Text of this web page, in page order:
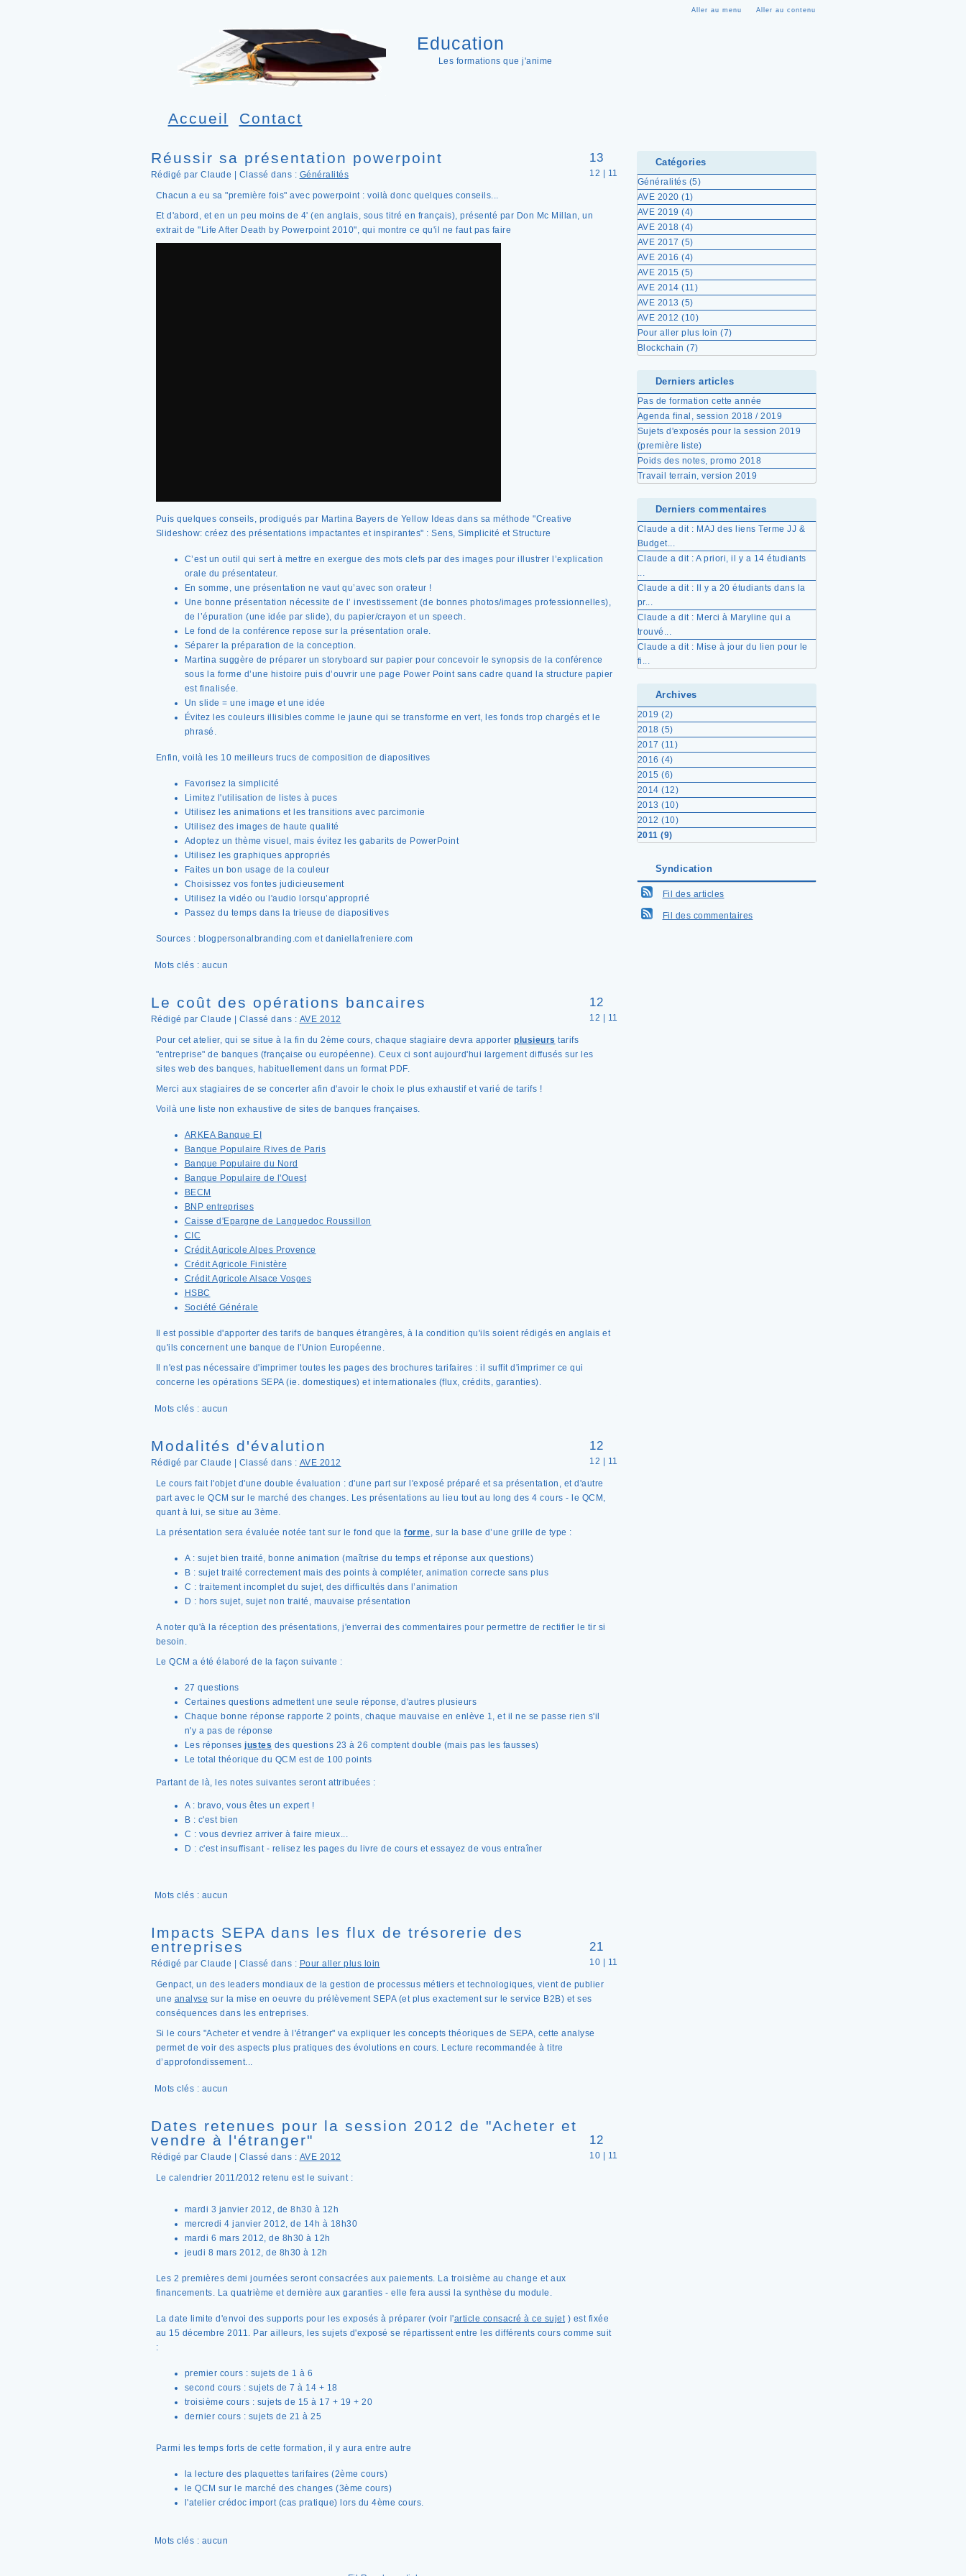
Aller au contenu
Aller au menu
Education
Les formations que j'anime
Accueil Contact
Réussir sa présentation powerpoint
Rédigé par Claude | Classé dans : Généralités
13
12 | 11
Chacun a eu sa "première fois" avec powerpoint : voilà donc quelques conseils...
Et d'abord, et en un peu moins de 4' (en anglais, sous titré en français), présenté par Don Mc Millan, un
extrait de "Life After Death by Powerpoint 2010", qui montre ce qu'il ne faut pas faire
Puis quelques conseils, prodigués par Martina Bayers de Yellow Ideas dans sa méthode "Creative
Slideshow: créez des présentations impactantes et inspirantes" : Sens, Simplicité et Structure
C’est un outil qui sert à mettre en exergue des mots clefs par des images pour illustrer l’explication
orale du présentateur.
En somme, une présentation ne vaut qu’avec son orateur !
Une bonne présentation nécessite de l’ investissement (de bonnes photos/images professionnelles),
de l’épuration (une idée par slide), du papier/crayon et un speech.
Le fond de la conférence repose sur la présentation orale.
Séparer la préparation de la conception.
Martina suggère de préparer un storyboard sur papier pour concevoir le synopsis de la conférence
sous la forme d’une histoire puis d’ouvrir une page Power Point sans cadre quand la structure papier
est finalisée.
Un slide = une image et une idée
Évitez les couleurs illisibles comme le jaune qui se transforme en vert, les fonds trop chargés et le
phrasé.
Enfin, voilà les 10 meilleurs trucs de composition de diapositives
Favorisez la simplicité
Limitez l'utilisation de listes à puces
Utilisez les animations et les transitions avec parcimonie
Utilisez des images de haute qualité
Adoptez un thème visuel, mais évitez les gabarits de PowerPoint
Utilisez les graphiques appropriés
Faites un bon usage de la couleur
Choisissez vos fontes judicieusement
Utilisez la vidéo ou l'audio lorsqu’approprié
Passez du temps dans la trieuse de diapositives
Sources : blogpersonalbranding.com et daniellafreniere.com
Mots clés : aucun
Le coût des opérations bancaires
Rédigé par Claude | Classé dans : AVE 2012
12
12 | 11
Pour cet atelier, qui se situe à la fin du 2ème cours, chaque stagiaire devra apporter plusieurs tarifs
"entreprise" de banques (française ou européenne). Ceux ci sont aujourd'hui largement diffusés sur les
sites web des banques, habituellement dans un format PDF.
Merci aux stagiaires de se concerter afin d'avoir le choix le plus exhaustif et varié de tarifs !
Voilà une liste non exhaustive de sites de banques françaises.
ARKEA Banque EI
Banque Populaire Rives de Paris
Banque Populaire du Nord
Banque Populaire de l'Ouest
BECM
BNP entreprises
Caisse d'Epargne de Languedoc Roussillon
CIC
Crédit Agricole Alpes Provence
Crédit Agricole Finistère
Crédit Agricole Alsace Vosges
HSBC
Société Générale
Il est possible d'apporter des tarifs de banques étrangères, à la condition qu'ils soient rédigés en anglais et
qu'ils concernent une banque de l'Union Européenne.
Il n'est pas nécessaire d'imprimer toutes les pages des brochures tarifaires : il suffit d'imprimer ce qui
concerne les opérations SEPA (ie. domestiques) et internationales (flux, crédits, garanties).
Mots clés : aucun
Modalités d'évalution
Rédigé par Claude | Classé dans : AVE 2012
12
12 | 11
Le cours fait l'objet d'une double évaluation : d'une part sur l'exposé préparé et sa présentation, et d'autre
part avec le QCM sur le marché des changes. Les présentations au lieu tout au long des 4 cours - le QCM,
quant à lui, se situe au 3ème.
La présentation sera évaluée notée tant sur le fond que la forme, sur la base d’une grille de type :
A : sujet bien traité, bonne animation (maîtrise du temps et réponse aux questions)
B : sujet traité correctement mais des points à compléter, animation correcte sans plus
C : traitement incomplet du sujet, des difficultés dans l’animation
D : hors sujet, sujet non traité, mauvaise présentation
A noter qu'à la réception des présentations, j'enverrai des commentaires pour permettre de rectifier le tir si
besoin.
Le QCM a été élaboré de la façon suivante :
27 questions
Certaines questions admettent une seule réponse, d'autres plusieurs
Chaque bonne réponse rapporte 2 points, chaque mauvaise en enlève 1, et il ne se passe rien s'il
n'y a pas de réponse
Les réponses justes des questions 23 à 26 comptent double (mais pas les fausses)
Le total théorique du QCM est de 100 points
Partant de là, les notes suivantes seront attribuées :
A : bravo, vous êtes un expert !
B : c'est bien
C : vous devriez arriver à faire mieux...
D : c'est insuffisant - relisez les pages du livre de cours et essayez de vous entraîner
Mots clés : aucun
Impacts SEPA dans les flux de trésorerie des
entreprises
Rédigé par Claude | Classé dans : Pour aller plus loin
21
10 | 11
Genpact, un des leaders mondiaux de la gestion de processus métiers et technologiques, vient de publier
une analyse sur la mise en oeuvre du prélèvement SEPA (et plus exactement sur le service B2B) et ses
conséquences dans les entreprises.
Si le cours "Acheter et vendre à l'étranger" va expliquer les concepts théoriques de SEPA, cette analyse
permet de voir des aspects plus pratiques des évolutions en cours. Lecture recommandée à titre
d’approfondissement...
Mots clés : aucun
Dates retenues pour la session 2012 de "Acheter et
vendre à l'étranger"
Rédigé par Claude | Classé dans : AVE 2012
12
10 | 11
Le calendrier 2011/2012 retenu est le suivant :
mardi 3 janvier 2012, de 8h30 à 12h
mercredi 4 janvier 2012, de 14h à 18h30
mardi 6 mars 2012, de 8h30 à 12h
jeudi 8 mars 2012, de 8h30 à 12h
Les 2 premières demi journées seront consacrées aux paiements. La troisième au change et aux
financements. La quatrième et dernière aux garanties - elle fera aussi la synthèse du module.
La date limite d'envoi des supports pour les exposés à préparer (voir l'article consacré à ce sujet) est fixée
au 15 décembre 2011. Par ailleurs, les sujets d'exposé se répartissent entre les différents cours comme suit
:
premier cours : sujets de 1 à 6
second cours : sujets de 7 à 14 + 18
troisième cours : sujets de 15 à 17 + 19 + 20
dernier cours : sujets de 21 à 25
Parmi les temps forts de cette formation, il y aura entre autre
la lecture des plaquettes tarifaires (2ème cours)
le QCM sur le marché des changes (3ème cours)
l'atelier crédoc import (cas pratique) lors du 4ème cours.
Mots clés : aucun
Catégories
Généralités (5)
AVE 2020 (1)
AVE 2019 (4)
AVE 2018 (4)
AVE 2017 (5)
AVE 2016 (4)
AVE 2015 (5)
AVE 2014 (11)
AVE 2013 (5)
AVE 2012 (10)
Pour aller plus loin (7)
Blockchain (7)
Derniers articles
Pas de formation cette année
Agenda final, session 2018 / 2019
Sujets d'exposés pour la session 2019
(première liste)
Poids des notes, promo 2018
Travail terrain, version 2019
Derniers commentaires
Claude a dit : MAJ des liens Terme JJ &
Budget...
Claude a dit : A priori, il y a 14 étudiants
...
Claude a dit : Il y a 20 étudiants dans la
pr...
Claude a dit : Merci à Maryline qui a
trouvé...
Claude a dit : Mise à jour du lien pour le
fi...
Archives
2019 (2)
2018 (5)
2017 (11)
2016 (4)
2015 (6)
2014 (12)
2013 (10)
2012 (10)
2011 (9)
Syndication
Fil des articles
Fil des commentaires